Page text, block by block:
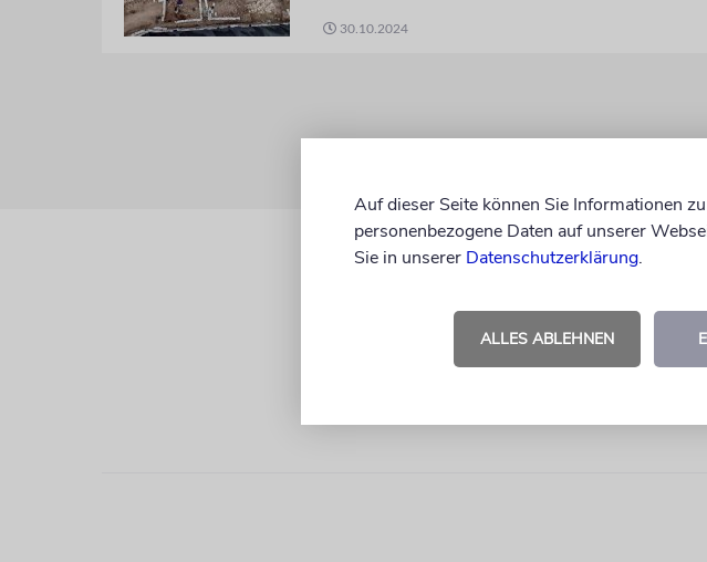
30.10.2024
Auf dieser Seite können Sie Informationen
personenbezogene Daten auf unserer
Sie in unserer Datenschutzerklärung.
ALLES ABLEHNEN